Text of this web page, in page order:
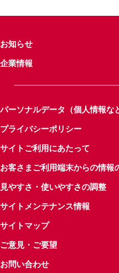
お知らせ
企業情報
パーソナルデータ（個人情報な
プライバシーポリシー
サイトご利用にあたって
お客さまご利用端末からの情報
見やすさ・使いやすさの調整
サイトメンテナンス情報
サイトマップ
ご意見・ご要望
お問い合わせ